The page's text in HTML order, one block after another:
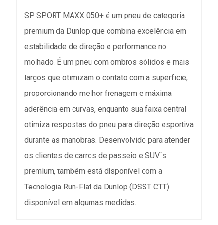
SP SPORT MAXX 050+ é um pneu de categoria
premium da Dunlop que combina excelência em
estabilidade de direção e performance no
molhado. É um pneu com ombros sólidos e mais
largos que otimizam o contato com a superfície,
proporcionando melhor frenagem e máxima
aderência em curvas, enquanto sua faixa central
otimiza respostas do pneu para direção esportiva
durante as manobras. Desenvolvido para atender
os clientes de carros de passeio e SUV´s
premium, também está disponível com a
Tecnologia Run-Flat da Dunlop (DSST CTT)
disponível em algumas medidas.